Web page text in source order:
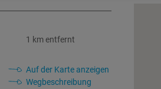
1 km entfernt
Auf der Karte anzeigen
Wegbeschreibung